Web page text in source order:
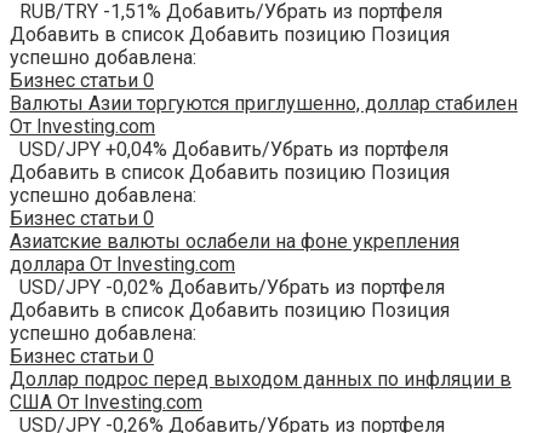
RUB/TRY -1,51% Добавить/Убрать из портфеля
Добавить в список Добавить позицию Позиция
успешно добавлена:
Бизнес статьи 0
Валюты Азии торгуются приглушенно, доллар стабилен
От Investing.com
USD/JPY +0,04% Добавить/Убрать из портфеля
Добавить в список Добавить позицию Позиция
успешно добавлена:
Бизнес статьи 0
Азиатские валюты ослабели на фоне укрепления
доллара От Investing.com
USD/JPY -0,02% Добавить/Убрать из портфеля
Добавить в список Добавить позицию Позиция
успешно добавлена:
Бизнес статьи 0
Доллар подрос перед выходом данных по инфляции в
США От Investing.com
USD/JPY -0,26% Добавить/Убрать из портфеля